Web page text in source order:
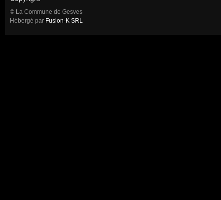
© La Commune de Gesves
Hébergé par Fusion-K SRL